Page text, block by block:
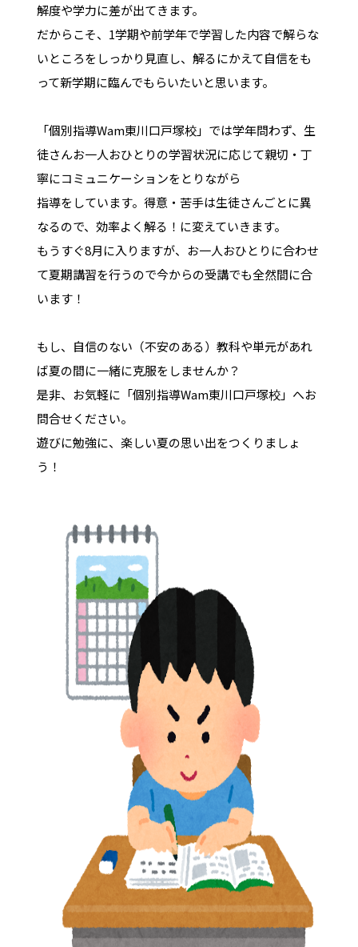
解度や学力に差が出てきます。
だからこそ、1学期や前学年で学習した内容で解らな
いところをしっかり見直し、解るにかえて自信をも
って新学期に臨んでもらいたいと思います。
「個別指導Wam東川口戸塚校」では学年問わず、生
徒さんお一人おひとりの学習状況に応じて親切・丁
寧にコミュニケーションをとりながら
指導をしています。得意・苦手は生徒さんごとに異
なるので、効率よく解る！に変えていきます。
もうすぐ8月に入りますが、お一人おひとりに合わせ
て夏期講習を行うので今からの受講でも全然間に合
います！
もし、自信のない（不安のある）教科や単元があれ
ば夏の間に一緒に克服をしませんか？
是非、お気軽に「個別指導Wam東川口戸塚校」へお
問合せください。
遊びに勉強に、楽しい夏の思い出をつくりましょ
う！